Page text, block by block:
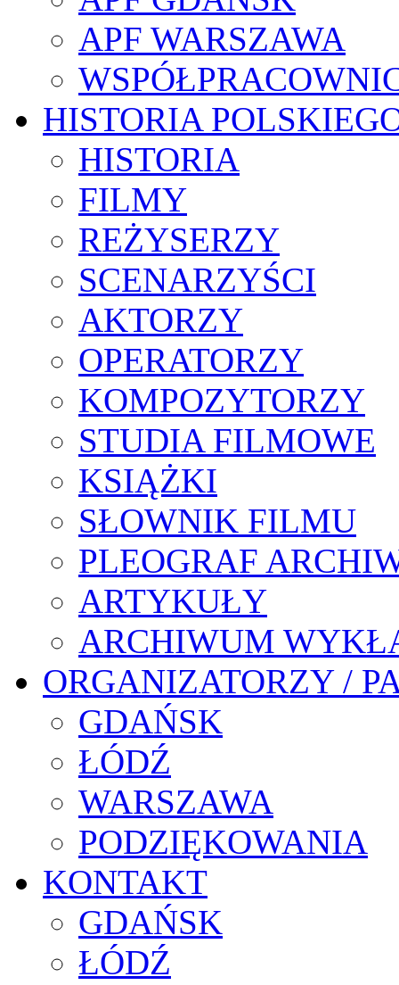
APF WARSZAWA
HISTORIA
HISTORIA
FILMY
REŻYSERZY
SCENARZYŚCI
AKTORZY
OPERATORZY
KOMPOZYTORZY
STUDIA FILMOWE
KSIĄŻKI
SŁOWNIK FILMU
PLEOGRAF
ARTYKUŁY
ARCHIWUM
ORGANIZATORZY /
GDAŃSK
ŁÓDŹ
WARSZAWA
PODZIĘKOWANIA
KONTAKT
GDAŃSK
ŁÓDŹ